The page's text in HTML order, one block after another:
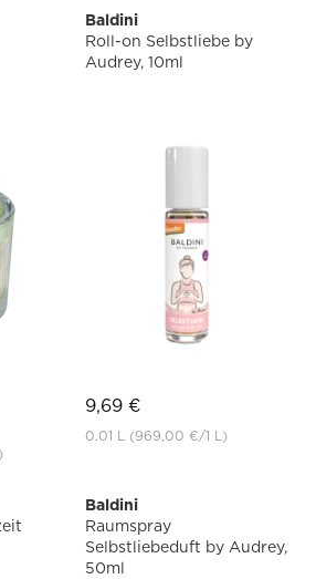
Baldini
Roll-on Selbstliebe by
Audrey, 10ml
9,69 €
0.01 L (969,00 €/1 L)
Baldini
Raumspray
Selbstliebeduft by Audrey,
50ml